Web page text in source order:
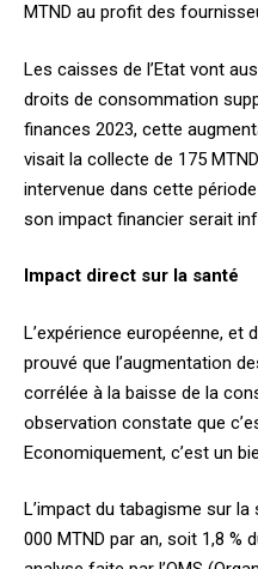
MTND au profit des
Les caisses de l’Etat vont
droits de consommation
finances 2023, cette
visait la collecte de 175
intervenue dans cette
son impact financier serait
Impact direct sur la santé
L’expérience européenne, et
prouvé que l’augmentation
corrélée à la baisse de la
observation constate que
Economiquement, c’est un
L’impact du tabagisme sur
000 MTND par an, soit 1,8 %